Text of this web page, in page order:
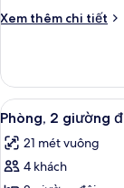
cỡ
công
Xem thêm chi tiết
Chi
Phòng
Superior,
1
giường
cỡ
king,
Xem
tất
cả
ảnh
6
Phòng, 2 giường
21 mét vuông
4 khách